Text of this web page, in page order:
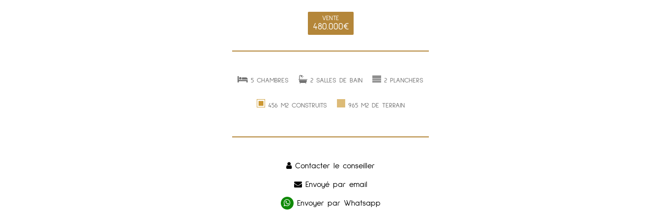
VENTE
480.000€
5 CHAMBRES 2 SALLES DE BAIN 2 PLANCHERS
456 M2 CONSTRUITS 965 M2 DE TERRAIN
Contacter le conseiller
Envoyé par email
Envoyer par Whatsapp